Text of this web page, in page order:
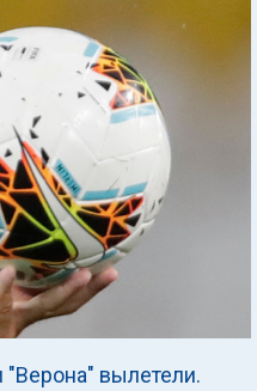
вылетели.